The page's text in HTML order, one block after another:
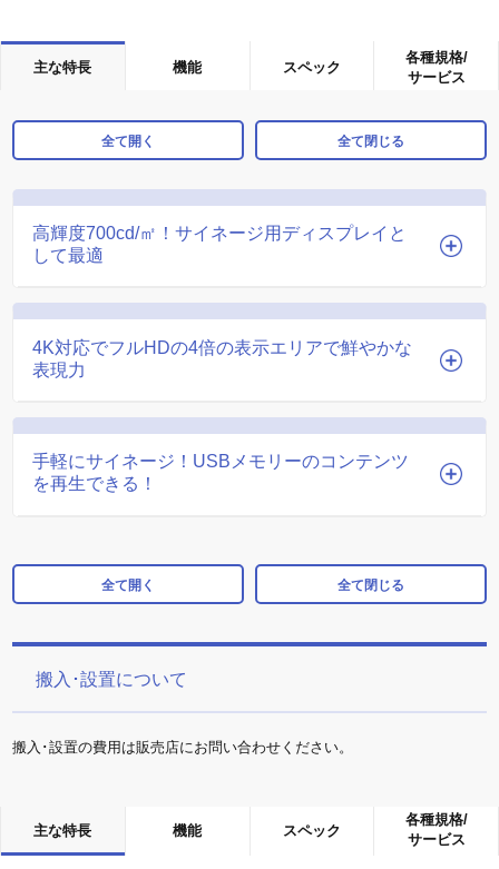
主な特長 機能 スペック
各種規格/
サービス
全て開く 全て閉じる
高輝度700cd/㎡！サイネージ用ディスプレイと
して最適
4K対応でフルHDの4倍の表示エリアで鮮やかな
表現力
手軽にサイネージ！USBメモリーのコンテンツ
を再生できる！
全て開く 全て閉じる
搬入･設置について
搬入･設置の費用は販売店にお問い合わせください。
主な特長 機能 スペック
各種規格/
サービス